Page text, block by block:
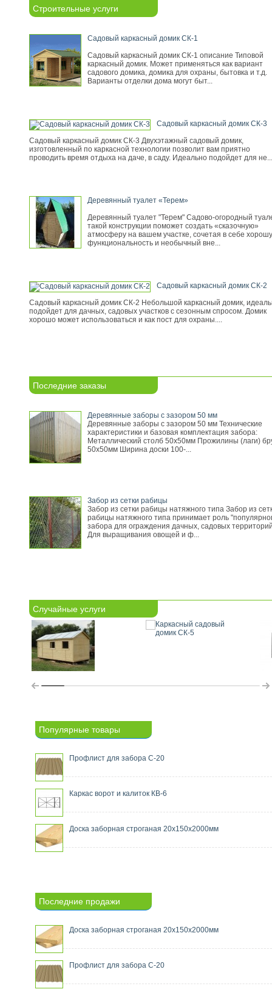
Строительные услуги
Садовый каркасный домик СК-1
Садовый каркасный домик СК-1 описание Типовой
каркасный домик. Может применяться как вариант
садового домика, домика для охраны, бытовка и т.д.
Варианты отделки дома могут быт...
Садовый каркасный домик СК-3
Садовый каркасный домик СК-3 Двухэтажный садовый домик,
изготовленный по каркасной технологии позволит вам приятно
проводить время отдыха на даче, в саду. Идеально подойдет для не...
Деревянный туалет «Терем»
Деревянный туалет "Терем" Садово-огородный
такой конструкции поможет создать «сказочную»
атмосферу на вашем участке, сочетая в себе
функциональность и необычный вне...
Садовый каркасный домик СК-2
Садовый каркасный домик СК-2 Небольшой каркасный домик,
подойдет для дачных, садовых участков с сезонным спросом. Домик
хорошо может использоваться и как пост для охраны....
Последние заказы
Деревянные заборы с зазором 50 мм
Деревянные заборы с зазором 50 мм Технические
характеристики и базовая комплектация забора:
Металлический столб 50х50мм Прожилины (лаги)
50х50мм Ширина доски 100-...
Забор из сетки рабицы
Забор из сетки рабицы натяжного типа Забор из
рабицы натяжного типа принимает роль
забора для ограждения дачных, садовых
Для выращивания овощей и ф...
Случайные услуги
Популярные товары
Профлист для забора С-20
Каркас ворот и калиток КВ-6
Доска заборная строганая 20х150х2000мм
Последние продажи
Доска заборная строганая 20х150х2000мм
Профлист для забора С-20